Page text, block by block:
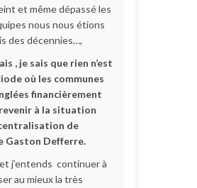
et même dépassé les
nous nous étions
des décennies…,
, je sais que rien n’est
où les communes
financièrement
à la situation
de
Gaston Defferre.
j’entends continuer à
au mieux la très